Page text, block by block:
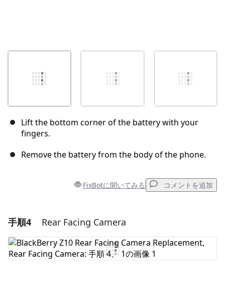
Lift the bottom corner of the battery with your
fingers.
Remove the battery from the body of the phone.
FixBotに聞いてみる コメントを追加
コメントを追加
コメントを追加
手順4 Rear Facing Camera